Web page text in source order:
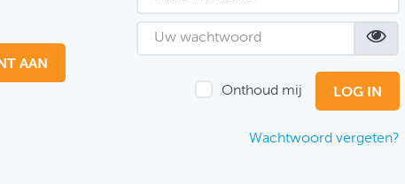
AAN
Onthoud mij
Wachtwoord vergeten?